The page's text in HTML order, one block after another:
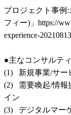
プロジェクト事例:
フィー)」https://
experience-
●主なコンサルテ
(1)   新規事業/サ
(2)   需要喚起/情
イン
(3)   デジタルマ